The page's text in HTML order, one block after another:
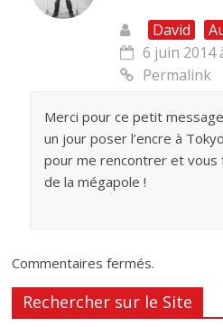
David
6 juin 2014
Permalink
Merci pour ce petit
un jour poser l’encre à
pour me rencontrer et vous
de la mégapole !
Commentaires fermés.
Rechercher sur le Site